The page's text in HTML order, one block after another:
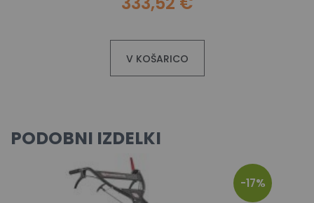
V KOŠARICO
PODOBNI IZDELKI
-17%